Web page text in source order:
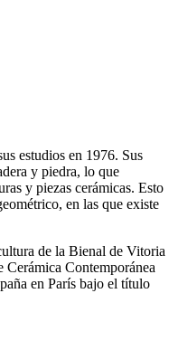
estudios en 1976. Sus
y piedra, lo que
y piezas cerámicas. Esto
en las que existe
de la Bienal de Vitoria
Contemporánea
en París bajo el título